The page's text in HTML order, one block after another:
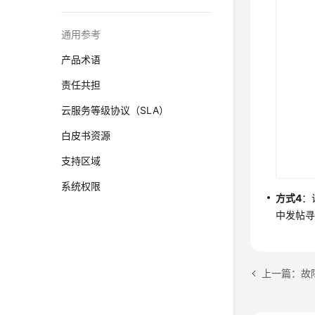
通用参考
产品术语
责任共担
云服务等级协议（SLA）
白皮书资源
支持区域
系统权限
方式4：
中发帖
上一篇：